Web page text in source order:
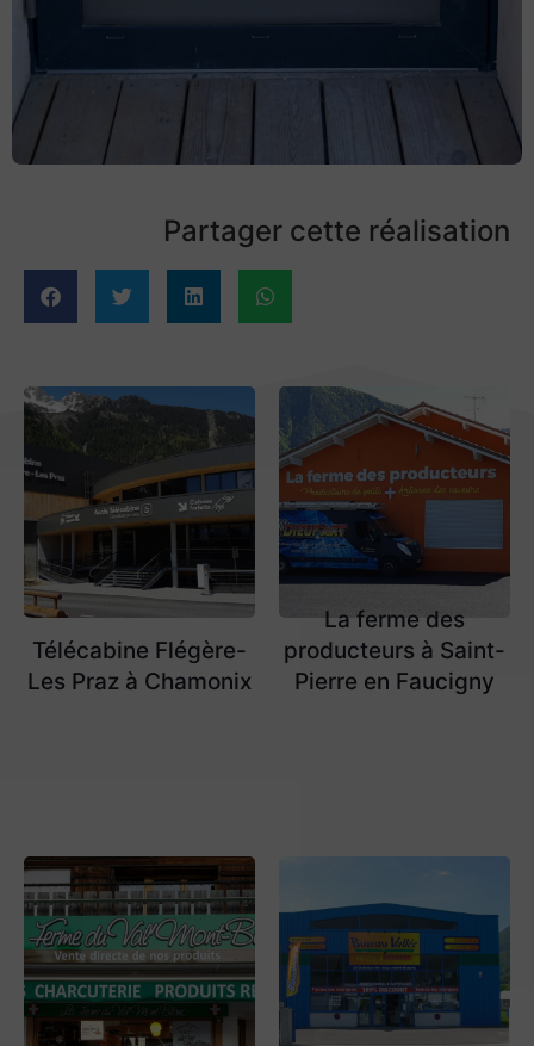
Partager cette réalisation
Télécabine Flégère-
Les Praz à Chamonix
La ferme des
producteurs à Saint-
Pierre en Faucigny